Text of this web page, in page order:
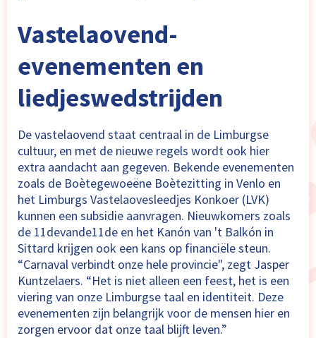
Vastelaovend-
evenementen en
liedjeswedstrijden
De vastelaovend staat centraal in de Limburgse
cultuur, en met de nieuwe regels wordt ook hier
extra aandacht aan gegeven. Bekende evenementen
zoals de Boètegewoeëne Boètezitting in Venlo en
het Limburgs Vastelaovesleedjes Konkoer (LVK)
kunnen een subsidie aanvragen. Nieuwkomers zoals
de 11devande11de en het Kanón van 't Balkón in
Sittard krijgen ook een kans op financiële steun.
“Carnaval verbindt onze hele provincie", zegt Jasper
Kuntzelaers. “Het is niet alleen een feest, het is een
viering van onze Limburgse taal en identiteit. Deze
evenementen zijn belangrijk voor de mensen hier en
zorgen ervoor dat onze taal blijft leven.”